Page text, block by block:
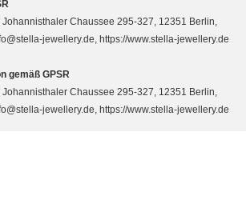
Chaussee 295-327, 12351 Berlin,
jewellery.de, https://www.stella-jewellery.de
gemäß GPSR
Chaussee 295-327, 12351 Berlin,
jewellery.de, https://www.stella-jewellery.de